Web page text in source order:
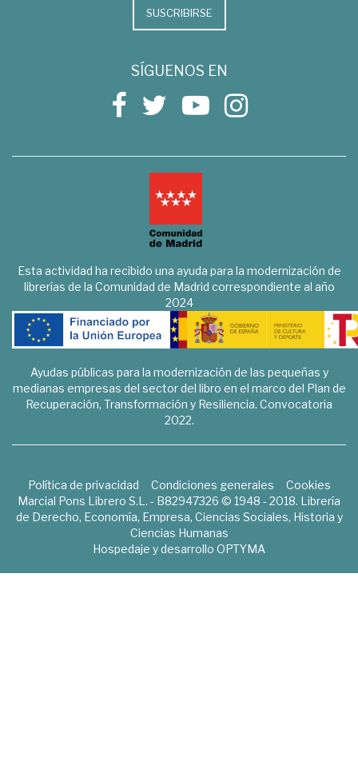
SUSCRIBIRSE
SÍGUENOS EN
Esta actividad ha recibido una ayuda para la modernización de
librerías de la Comunidad de Madrid correspondiente al año
2024
Ayudas públicas para la modernización de las pequeñas y
medianas empresas del sector del libro en el marco del Plan de
Recuperación, Transformación y Resiliencia. Convocatoria
2022.
Política de privacidad Condiciones generales
Cookies
Marcial Pons Librero S.L. - B82947326 © 1948 - 2018. Librería
de Derecho, Economía, Empresa, Ciencias Sociales, Historia y
Ciencias Humanas
Hospedaje y desarrollo OPTYMA